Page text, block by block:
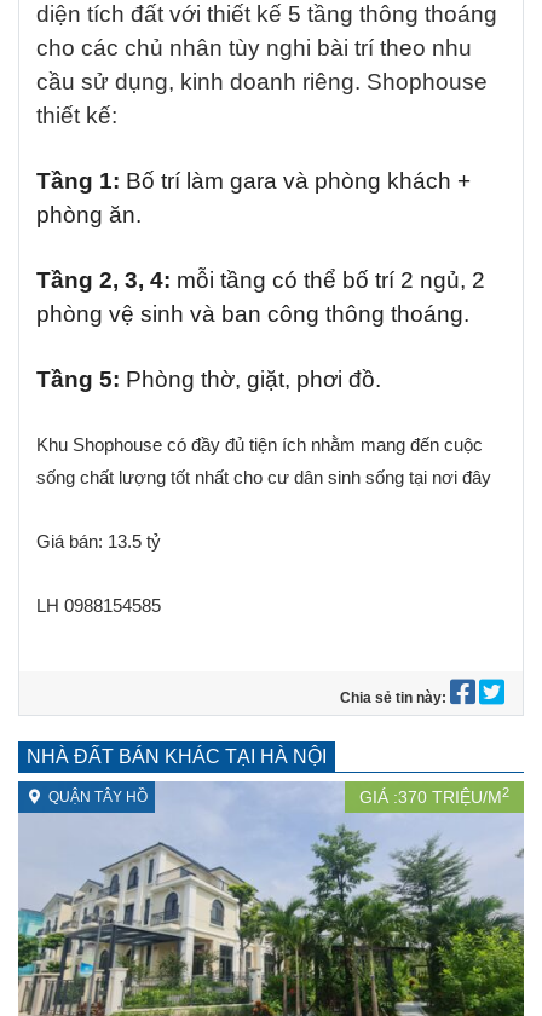
diện tích đất với thiết kế 5 tầng thông thoáng
cho các chủ nhân tùy nghi bài trí theo nhu
cầu sử dụng, kinh doanh riêng. Shophouse
thiết kế:
Tầng 1: Bố trí làm gara và phòng khách +
phòng ăn.
Tầng 2, 3, 4: mỗi tầng có thể bố trí 2 ngủ, 2
phòng vệ sinh và ban công thông thoáng.
Tầng 5: Phòng thờ, giặt, phơi đồ.
Khu Shophouse có đầy đủ tiện ích nhằm mang đến cuộc
sống chất lượng tốt nhất cho cư dân sinh sống tại nơi đây
Giá bán: 13.5 tỷ
LH 0988154585
Chia sẻ tin này:
NHÀ ĐẤT BÁN KHÁC TẠI HÀ NỘI
QUẬN TÂY HỒ GIÁ :370 TRIỆU/M2